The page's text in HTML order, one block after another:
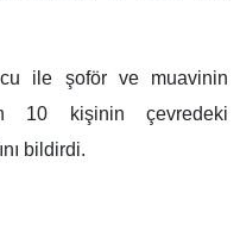
ile şoför ve muavinin
10 kişinin çevredeki
bildirdi.